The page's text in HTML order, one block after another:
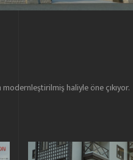
haliyle öne çıkıyor.